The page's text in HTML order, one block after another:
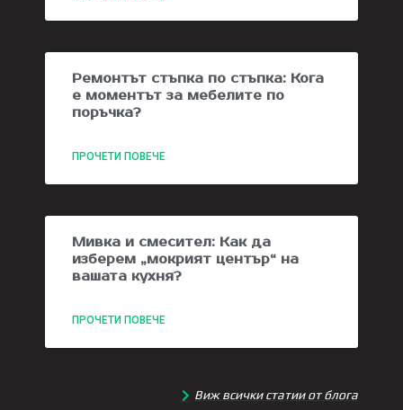
Ремонтът стъпка по стъпка: Кога
е моментът за мебелите по
поръчка?
ПРОЧЕТИ ПОВЕЧЕ
Мивка и смесител: Как да
изберем „мокрият център“ на
вашата кухня?
ПРОЧЕТИ ПОВЕЧЕ
Виж всички статии от блога